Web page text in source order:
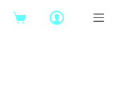
Panier